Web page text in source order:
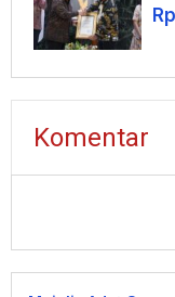
Komentar